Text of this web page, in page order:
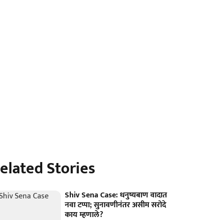
Stories
Shiv Sena Case: धनुष्यबाण वादात
नवा टप्पा; सुनावणीनंतर असीम सरोदे
काय म्हणाले?